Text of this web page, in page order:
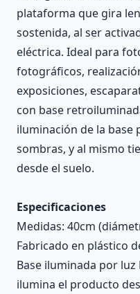
plataforma que gira
sostenida, al ser
eléctrica. Ideal para
fotográficos,
exposiciones,
con base
iluminación de la base
sombras, y al mismo
desde el suelo.
Especificaciones
Medidas: 40cm
Fabricado en plástico
Base iluminada por luz
ilumina el producto